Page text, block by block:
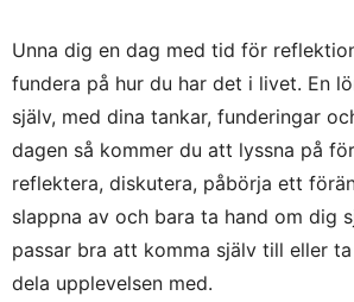
Unna dig en dag med tid för
fundera på hur du har det i livet. En
själv, med dina tankar, funderingar
dagen så kommer du att lyssna på
reflektera, diskutera, påbörja ett
slappna av och bara ta hand om dig
passar bra att komma själv till eller
dela upplevelsen med.